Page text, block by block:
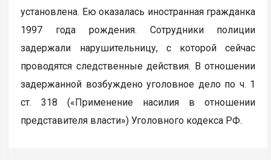
установлена. Ею оказалась иностранная гражданка
1997 года рождения. Сотрудники полиции
задержали нарушительницу, с которой сейчас
проводятся следственные действия. В отношении
задержанной возбуждено уголовное дело по ч. 1
ст. 318 («Применение насилия в отношении
представителя власти») Уголовного кодекса РФ.